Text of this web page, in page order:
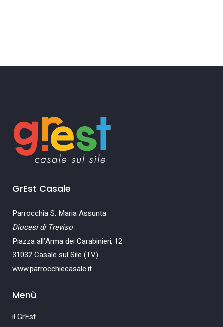
GrEst Casale
Parrocchia S. Maria Assunta
Diocesi di Treviso
Piazza all’Arma dei Carabinieri, 12
31032 Casale sul Sile (TV)
www.parrocchiecasale.it
Menù
il GrEst